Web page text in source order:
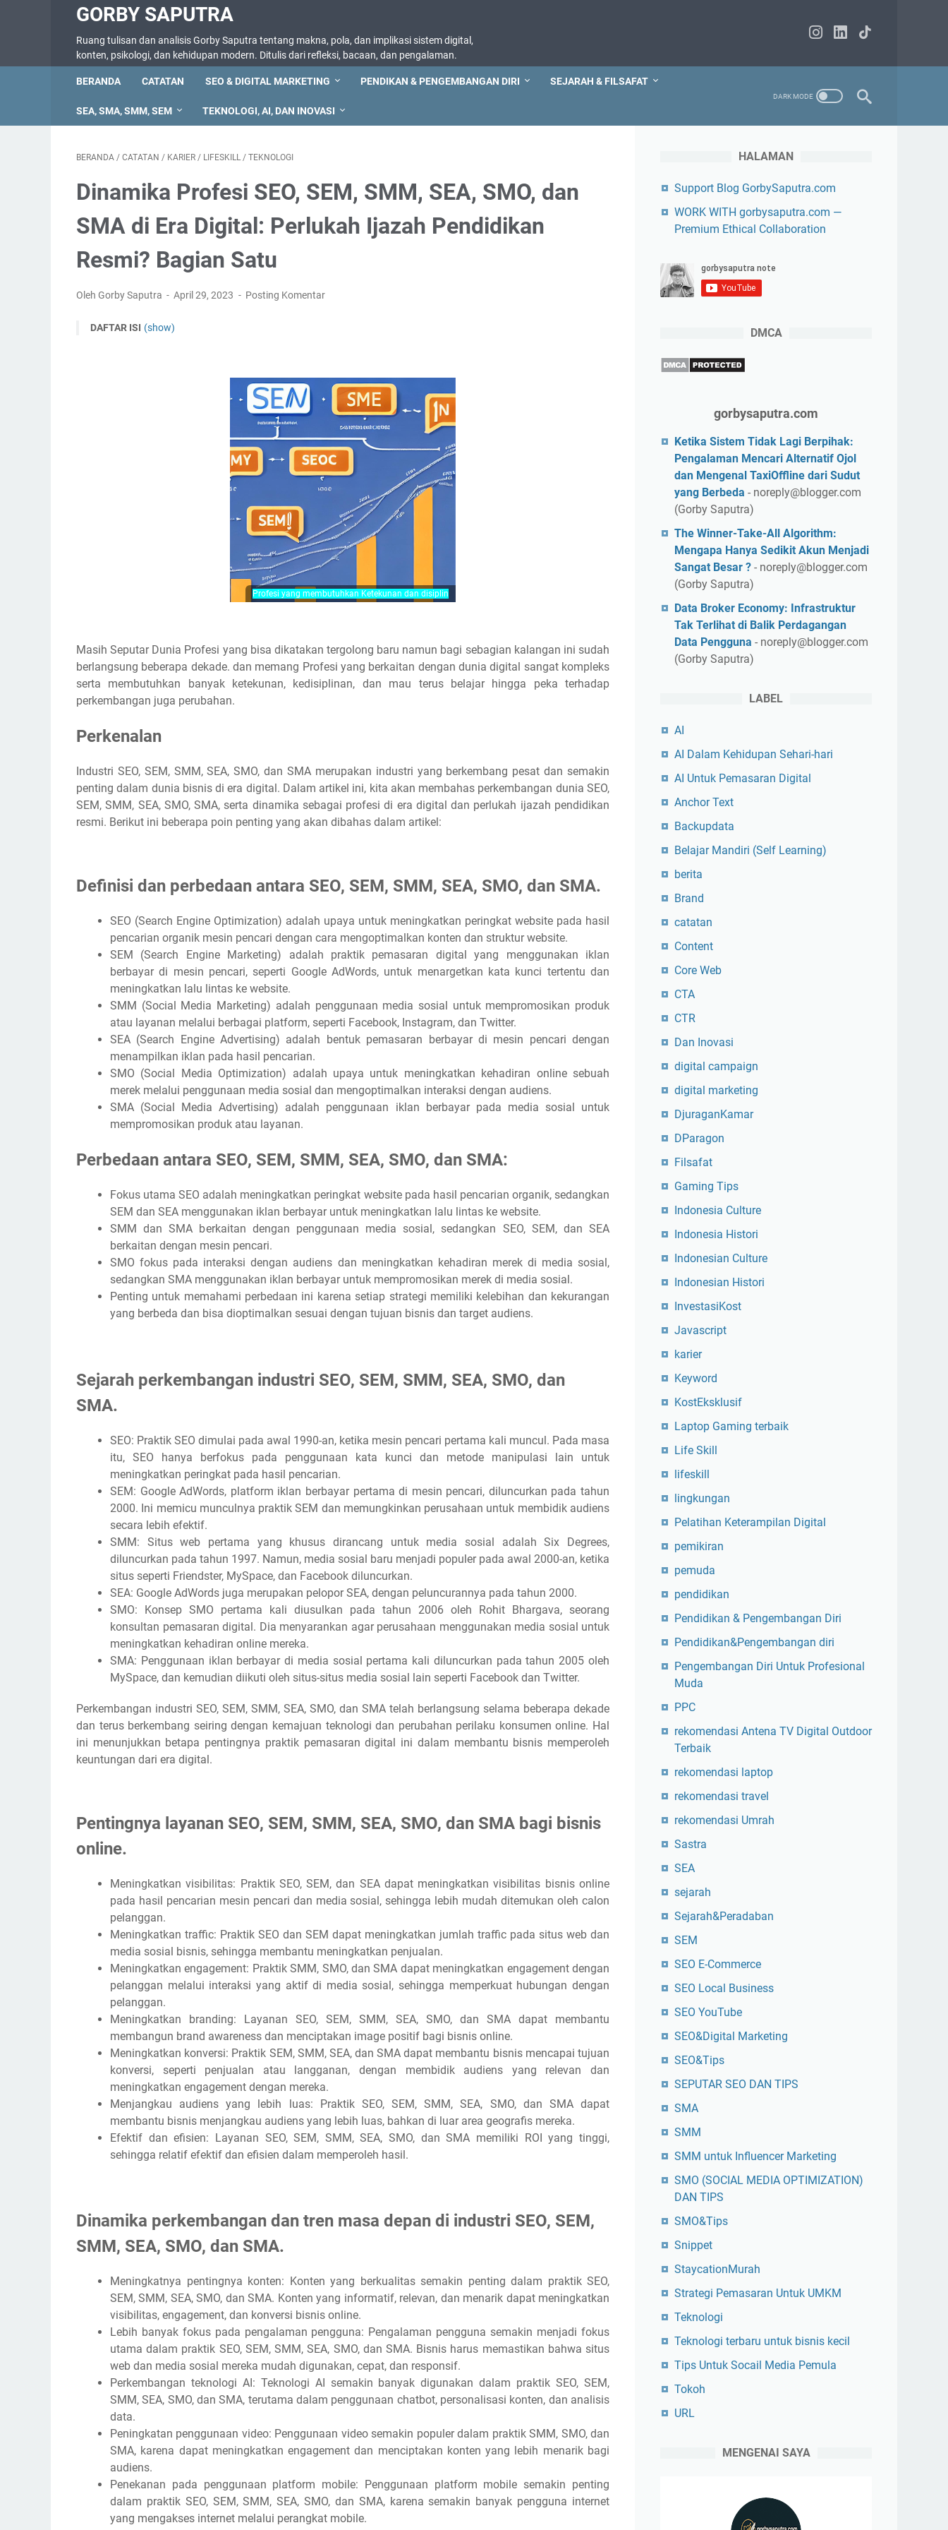
GORBY SAPUTRA
Ruang tulisan dan analisis Gorby Saputra tentang makna, pola, dan implikasi sistem digital,
konten, psikologi, dan kehidupan modern. Ditulis dari refleksi, bacaan, dan pengalaman.
BERANDA CATATAN SEO & DIGITAL MARKETING PENDIKAN & PENGEMBANGAN DIRI SEJARAH & FILSAFAT
SEA, SMA, SMM, SEM TEKNOLOGI, AI, DAN INOVASI
BERANDA / CATATAN / KARIER / LIFESKILL / TEKNOLOGI
Dinamika Profesi SEO, SEM, SMM, SEA, SMO, dan
SMA di Era Digital: Perlukah Ijazah Pendidikan
Resmi? Bagian Satu
Oleh Gorby Saputra April 29, 2023 Posting Komentar
DAFTAR ISI (show)
Perbedaan antara SEO, SEM, SMM, SEA, SMO, dan SMA:
Sejarah perkembangan industri SEO, SEM, SMM, SEA, SMO, dan SMA.
Pentingnya layanan SEO, SEM, SMM, SEA, SMO, dan SMA bagi bisnis online.
Dinamika perkembangan dan tren masa depan di industri SEO, SEM, SMM, SEA, SMO, dan SMA.
Tantangan yang dihadapi oleh para profesional di bidang ini.
Apakah profesi ini membutuhkan ijazah pendidikan resmi?
Kesimpulan dan pandangan untuk masa depan industri SEO, SEM, SMM, SEA, SMO, dan SMA.
Point Inti Pembahasan Perkenalan Dinamika Profesi SEO, SEM, SMM, SEA, SMO, SMA di Era Digital bagian satu
Profesi yang membutuhkan Ketekunan dan disiplin
Masih Seputar Dunia Profesi yang bisa dikatakan tergolong baru namun bagi sebagian kalangan ini sudah
berlangsung beberapa dekade. dan memang Profesi yang berkaitan dengan dunia digital sangat kompleks
serta membutuhkan banyak ketekunan, kedisiplinan, dan mau terus belajar hingga peka terhadap
perkembangan juga perubahan.
Perkenalan
Industri SEO, SEM, SMM, SEA, SMO, dan SMA merupakan industri yang berkembang pesat dan semakin
penting dalam dunia bisnis di era digital. Dalam artikel ini, kita akan membahas perkembangan dunia SEO,
SEM, SMM, SEA, SMO, SMA, serta dinamika sebagai profesi di era digital dan perlukah ijazah pendidikan
resmi. Berikut ini beberapa poin penting yang akan dibahas dalam artikel:
Definisi dan perbedaan antara SEO, SEM, SMM, SEA, SMO, dan SMA.
SEO (Search Engine Optimization) adalah upaya untuk meningkatkan peringkat website pada hasil
pencarian organik mesin pencari dengan cara mengoptimalkan konten dan struktur website.
SEM (Search Engine Marketing) adalah praktik pemasaran digital yang menggunakan iklan
berbayar di mesin pencari, seperti Google AdWords, untuk menargetkan kata kunci tertentu dan
meningkatkan lalu lintas ke website.
SMM (Social Media Marketing) adalah penggunaan media sosial untuk mempromosikan produk
atau layanan melalui berbagai platform, seperti Facebook, Instagram, dan Twitter.
SEA (Search Engine Advertising) adalah bentuk pemasaran berbayar di mesin pencari dengan
menampilkan iklan pada hasil pencarian.
SMO (Social Media Optimization) adalah upaya untuk meningkatkan kehadiran online sebuah
merek melalui penggunaan media sosial dan mengoptimalkan interaksi dengan audiens.
SMA (Social Media Advertising) adalah penggunaan iklan berbayar pada media sosial untuk
mempromosikan produk atau layanan.
Perbedaan antara SEO, SEM, SMM, SEA, SMO, dan SMA:
Fokus utama SEO adalah meningkatkan peringkat website pada hasil pencarian organik, sedangkan
SEM dan SEA menggunakan iklan berbayar untuk meningkatkan lalu lintas ke website.
SMM dan SMA berkaitan dengan penggunaan media sosial, sedangkan SEO, SEM, dan SEA
berkaitan dengan mesin pencari.
SMO fokus pada interaksi dengan audiens dan meningkatkan kehadiran merek di media sosial,
sedangkan SMA menggunakan iklan berbayar untuk mempromosikan merek di media sosial.
Penting untuk memahami perbedaan ini karena setiap strategi memiliki kelebihan dan kekurangan
yang berbeda dan bisa dioptimalkan sesuai dengan tujuan bisnis dan target audiens.
Sejarah perkembangan industri SEO, SEM, SMM, SEA, SMO, dan
SMA.
SEO: Praktik SEO dimulai pada awal 1990-an, ketika mesin pencari pertama kali muncul. Pada masa
itu, SEO hanya berfokus pada penggunaan kata kunci dan metode manipulasi lain untuk
meningkatkan peringkat pada hasil pencarian.
SEM: Google AdWords, platform iklan berbayar pertama di mesin pencari, diluncurkan pada tahun
2000. Ini memicu munculnya praktik SEM dan memungkinkan perusahaan untuk membidik audiens
secara lebih efektif.
SMM: Situs web pertama yang khusus dirancang untuk media sosial adalah Six Degrees,
diluncurkan pada tahun 1997. Namun, media sosial baru menjadi populer pada awal 2000-an, ketika
situs seperti Friendster, MySpace, dan Facebook diluncurkan.
SEA: Google AdWords juga merupakan pelopor SEA, dengan peluncurannya pada tahun 2000.
SMO: Konsep SMO pertama kali diusulkan pada tahun 2006 oleh Rohit Bhargava, seorang
konsultan pemasaran digital. Dia menyarankan agar perusahaan menggunakan media sosial untuk
meningkatkan kehadiran online mereka.
SMA: Penggunaan iklan berbayar di media sosial pertama kali diluncurkan pada tahun 2005 oleh
MySpace, dan kemudian diikuti oleh situs-situs media sosial lain seperti Facebook dan Twitter.
Perkembangan industri SEO, SEM, SMM, SEA, SMO, dan SMA telah berlangsung selama beberapa dekade
dan terus berkembang seiring dengan kemajuan teknologi dan perubahan perilaku konsumen online. Hal
ini menunjukkan betapa pentingnya praktik pemasaran digital ini dalam membantu bisnis memperoleh
keuntungan dari era digital.
Pentingnya layanan SEO, SEM, SMM, SEA, SMO, dan SMA bagi bisnis
online.
Meningkatkan visibilitas: Praktik SEO, SEM, dan SEA dapat meningkatkan visibilitas bisnis online
pada hasil pencarian mesin pencari dan media sosial, sehingga lebih mudah ditemukan oleh calon
pelanggan.
Meningkatkan traffic: Praktik SEO dan SEM dapat meningkatkan jumlah traffic pada situs web dan
media sosial bisnis, sehingga membantu meningkatkan penjualan.
Meningkatkan engagement: Praktik SMM, SMO, dan SMA dapat meningkatkan engagement dengan
pelanggan melalui interaksi yang aktif di media sosial, sehingga memperkuat hubungan dengan
pelanggan.
Meningkatkan branding: Layanan SEO, SEM, SMM, SEA, SMO, dan SMA dapat membantu
membangun brand awareness dan menciptakan image positif bagi bisnis online.
Meningkatkan konversi: Praktik SEM, SMM, SEA, dan SMA dapat membantu bisnis mencapai tujuan
konversi, seperti penjualan atau langganan, dengan membidik audiens yang relevan dan
meningkatkan engagement dengan mereka.
Menjangkau audiens yang lebih luas: Praktik SEO, SEM, SMM, SEA, SMO, dan SMA dapat
membantu bisnis menjangkau audiens yang lebih luas, bahkan di luar area geografis mereka.
Efektif dan efisien: Layanan SEO, SEM, SMM, SEA, SMO, dan SMA memiliki ROI yang tinggi,
sehingga relatif efektif dan efisien dalam memperoleh hasil.
Dinamika perkembangan dan tren masa depan di industri SEO, SEM,
SMM, SEA, SMO, dan SMA.
Meningkatnya pentingnya konten: Konten yang berkualitas semakin penting dalam praktik SEO,
SEM, SMM, SEA, SMO, dan SMA. Konten yang informatif, relevan, dan menarik dapat meningkatkan
visibilitas, engagement, dan konversi bisnis online.
Lebih banyak fokus pada pengalaman pengguna: Pengalaman pengguna semakin menjadi fokus
utama dalam praktik SEO, SEM, SMM, SEA, SMO, dan SMA. Bisnis harus memastikan bahwa situs
web dan media sosial mereka mudah digunakan, cepat, dan responsif.
Perkembangan teknologi AI: Teknologi AI semakin banyak digunakan dalam praktik SEO, SEM,
SMM, SEA, SMO, dan SMA, terutama dalam penggunaan chatbot, personalisasi konten, dan analisis
data.
Peningkatan penggunaan video: Penggunaan video semakin populer dalam praktik SMM, SMO, dan
SMA, karena dapat meningkatkan engagement dan menciptakan konten yang lebih menarik bagi
audiens.
Penekanan pada penggunaan platform mobile: Penggunaan platform mobile semakin penting
dalam praktik SEO, SEM, SMM, SEA, SMO, dan SMA, karena semakin banyak pengguna internet
yang mengakses internet melalui perangkat mobile.
HALAMAN
Support Blog GorbySaputra.com
WORK WITH gorbysaputra.com —
Premium Ethical Collaboration
DMCA
gorbysaputra.com
Ketika Sistem Tidak Lagi Berpihak:
Pengalaman Mencari Alternatif Ojol
dan Mengenal TaxiOffline dari Sudut
yang Berbeda - noreply@blogger.com
(Gorby Saputra)
The Winner-Take-All Algorithm:
Mengapa Hanya Sedikit Akun Menjadi
Sangat Besar ? - noreply@blogger.com
(Gorby Saputra)
Data Broker Economy: Infrastruktur
Tak Terlihat di Balik Perdagangan
Data Pengguna - noreply@blogger.com
(Gorby Saputra)
LABEL
AI
AI Dalam Kehidupan Sehari-hari
AI Untuk Pemasaran Digital
Anchor Text
Backupdata
Belajar Mandiri (Self Learning)
berita
Brand
catatan
Content
Core Web
CTA
CTR
Dan Inovasi
digital campaign
digital marketing
DjuraganKamar
DParagon
Filsafat
Gaming Tips
Indonesia Culture
Indonesia Histori
Indonesian Culture
Indonesian Histori
InvestasiKost
Javascript
karier
Keyword
KostEksklusif
Laptop Gaming terbaik
Life Skill
lifeskill
lingkungan
Pelatihan Keterampilan Digital
pemikiran
pemuda
pendidikan
Pendidikan & Pengembangan Diri
Pendidikan&Pengembangan diri
Pengembangan Diri Untuk Profesional
Muda
PPC
rekomendasi Antena TV Digital Outdoor
Terbaik
rekomendasi laptop
rekomendasi travel
rekomendasi Umrah
Sastra
SEA
sejarah
Sejarah&Peradaban
SEM
SEO E-Commerce
SEO Local Business
SEO YouTube
SEO&Digital Marketing
SEO&Tips
SEPUTAR SEO DAN TIPS
SMA
SMM
SMM untuk Influencer Marketing
SMO (SOCIAL MEDIA OPTIMIZATION)
DAN TIPS
SMO&Tips
Snippet
StaycationMurah
Strategi Pemasaran Untuk UMKM
Teknologi
Teknologi terbaru untuk bisnis kecil
Tips Untuk Socail Media Pemula
Tokoh
URL
MENGENAI SAYA